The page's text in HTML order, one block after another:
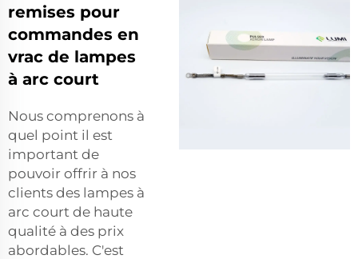
remises pour
commandes en
vrac de lampes
à arc court
Nous comprenons à
quel point il est
important de
pouvoir offrir à nos
clients des lampes à
arc court de haute
qualité à des prix
abordables. C'est